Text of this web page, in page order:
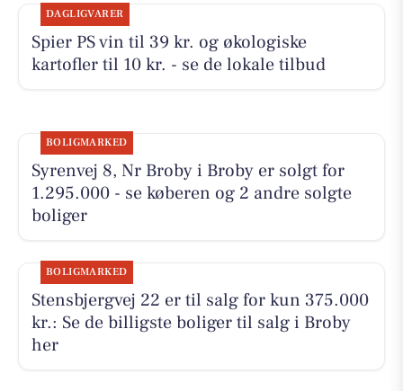
DAGLIGVARER
Spier PS vin til 39 kr. og økologiske
kartofler til 10 kr. - se de lokale tilbud
BOLIGMARKED
Syrenvej 8, Nr Broby i Broby er solgt for
1.295.000 - se køberen og 2 andre solgte
boliger
BOLIGMARKED
Stensbjergvej 22 er til salg for kun 375.000
kr.: Se de billigste boliger til salg i Broby
her